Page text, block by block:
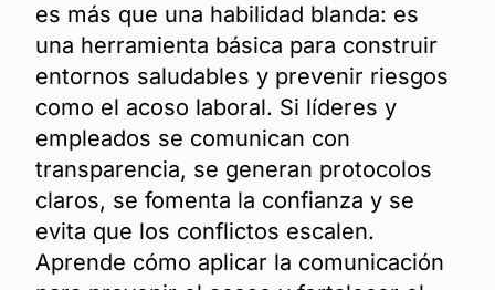
es más que una habilidad blanda: es
una herramienta básica para construir
entornos saludables y prevenir riesgos
como el acoso laboral. Si líderes y
empleados se comunican con
transparencia, se generan protocolos
claros, se fomenta la confianza y se
evita que los conflictos escalen.
Aprende cómo aplicar la comunicación